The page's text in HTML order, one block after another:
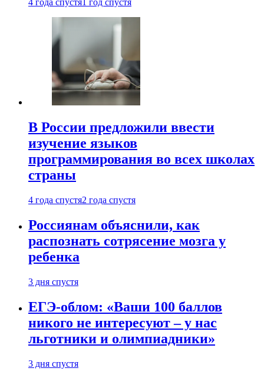
4 года спустя 1 год спустя
В России предложили ввести
изучение языков
программирования во всех школах
страны
4 года спустя2 года спустя
Россиянам объяснили, как
распознать сотрясение мозга у
ребенка
3 дня спустя
ЕГЭ-облом: «Ваши 100 баллов
никого не интересуют – у нас
льготники и олимпиадники»
3 дня спустя